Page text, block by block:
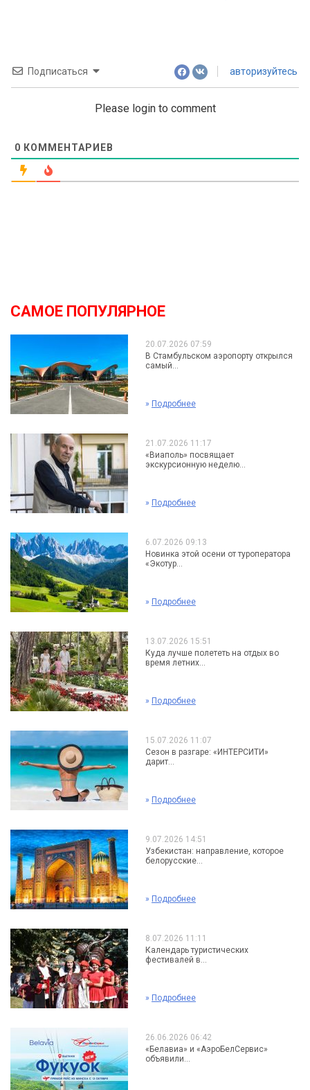
Подписаться авторизуйтесь
Please login to comment
0 КОММЕНТАРИЕВ
САМОЕ ПОПУЛЯРНОЕ
20.07.2026 07:59
В Стамбульском аэропорту открылся
самый...
» Подробнее
21.07.2026 11:17
«Виаполь» посвящает
экскурсионную неделю...
» Подробнее
6.07.2026 09:13
Новинка этой осени от туроператора
«Экотур...
» Подробнее
13.07.2026 15:51
Куда лучше полететь на отдых во
время летних...
» Подробнее
15.07.2026 11:07
Сезон в разгаре: «ИНТЕРСИТИ»
дарит...
» Подробнее
9.07.2026 14:51
Узбекистан: направление, которое
белорусские...
» Подробнее
8.07.2026 11:11
Календарь туристических
фестивалей в...
» Подробнее
26.06.2026 06:42
«Белавиа» и «АэроБелСервис»
объявили...